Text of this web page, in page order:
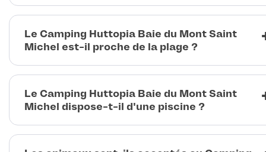
Le Camping Huttopia Baie du Mont Saint
Michel est-il proche de la plage ?
Le Camping Huttopia Baie du Mont Saint
Michel dispose-t-il d'une piscine ?